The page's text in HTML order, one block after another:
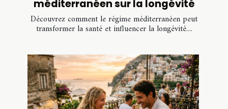
méditerranéen sur la longévité
Découvrez comment le régime méditerranéen peut
transformer la santé et influencer la longévité....